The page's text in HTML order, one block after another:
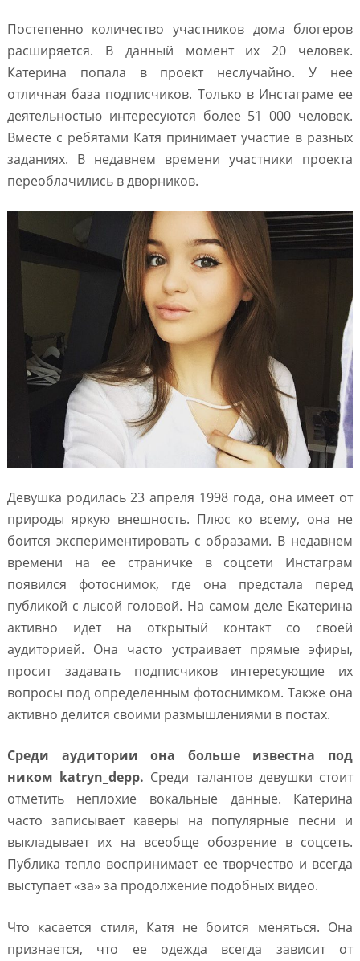
Постепенно количество участников дома блогеров
расширяется. В данный момент их 20 человек.
Катерина попала в проект неслучайно. У нее
отличная база подписчиков. Только в Инстаграме ее
деятельностью интересуются более 51 000 человек.
Вместе с ребятами Катя принимает участие в разных
заданиях. В недавнем времени участники проекта
переоблачились в дворников.
Девушка родилась 23 апреля 1998 года, она имеет от
природы яркую внешность. Плюс ко всему, она не
боится экспериментировать с образами. В недавнем
времени на ее страничке в соцсети Инстаграм
появился фотоснимок, где она предстала перед
публикой с лысой головой. На самом деле Екатерина
активно идет на открытый контакт со своей
аудиторией. Она часто устраивает прямые эфиры,
просит задавать подписчиков интересующие их
вопросы под определенным фотоснимком. Также она
активно делится своими размышлениями в постах.
Среди аудитории она больше известна под
ником katryn_depp. Среди талантов девушки стоит
отметить неплохие вокальные данные. Катерина
часто записывает каверы на популярные песни и
выкладывает их на всеобще обозрение в соцсеть.
Публика тепло воспринимает ее творчество и всегда
выступает «за» за продолжение подобных видео.
Что касается стиля, Катя не боится меняться. Она
признается, что ее одежда всегда зависит от